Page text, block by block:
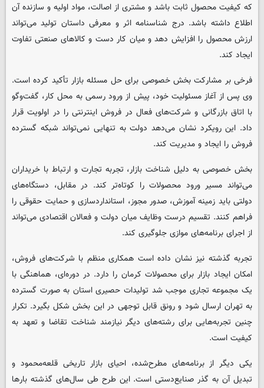
که کیفیت محصول ثابت باشد و مشتری از اصالت، مواد اولیه و سازنده آن
اطلاع داشته باشد. درج شناسنامه اثر و معرفی داستان تولید می‌تواند
ارزش محصول را افزایش دهد و میان کار دست و کالاهای صنعتی تفاوت
ایجاد کند.
فرخی بر مشارکت بخش خصوصی برای حل مسئله بازار تأکید کرده است.
وی پس از آغاز مسئولیت خود، پیش از ورود رسمی به محل کار، گفت‌وگو
با اتاق بازرگانی و شرکت‌های فعال در فروش اینترنتی را در اولویت قرار
داد. این رویکرد نشان می‌دهد دولت به تنهایی نمی‌تواند شبکه گسترده
فروش را ایجاد و مدیریت کند.
بخش خصوصی به دلیل شناخت بازار، تجربه تجارت و ارتباط با خریداران
می‌تواند مسیر ورود محصولات را کوتاه‌تر کند. در مقابل، دستگاه‌های
دولتی باید زمینه آموزش، صدور مجوز، استانداردسازی و حمایت حقوقی را
فراهم کنند. تقسیم درست وظایف میان دولت و فعالان اقتصادی می‌تواند
از اجرای برنامه‌های موازی جلوگیری کند.
تجربه گذشته نیز نشان داده است همکاری منظم با شرکت‌های فروش،
امکان ایجاد بازار برای محصولات کرمان را دارد. در دوره‌ای، هماهنگی با
یک مجموعه تجاری موجب شد تولیدات حصیری استان به صورت گسترده
به تهران ارسال شود و رونق قابل توجهی در این بخش شکل بگیرد. تکرار
چنین تجربه‌هایی برای رشته‌های دیگر نیازمند شناخت تقاضا و تعهد به
کیفیت است.
یکی دیگر از برنامه‌های مطرح‌شده، احیای بازار تاریخی قلعه‌محمود و
تبدیل آن به گذر صنایع‌دستی است. این طرح طی سال‌های گذشته بارها